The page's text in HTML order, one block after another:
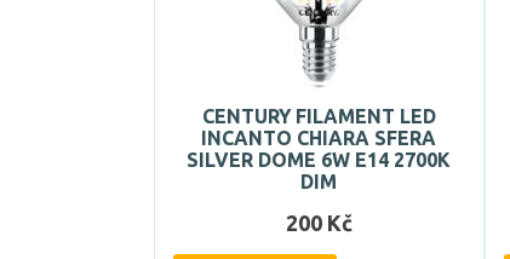
CENTURY FILAMENT LED
INCANTO CHIARA SFERA
SILVER DOME 6W E14 2700K
DIM
200 Kč